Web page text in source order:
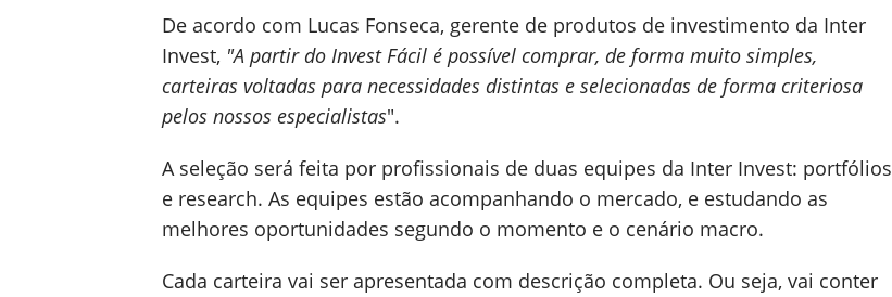
De acordo com Lucas Fonseca, gerente de produtos de investimento da Inter
Invest, "A partir do Invest Fácil é possível comprar, de forma muito simples,
carteiras voltadas para necessidades distintas e selecionadas de forma criteriosa
pelos nossos especialistas".
A seleção será feita por profissionais de duas equipes da Inter Invest: portfólios
e research. As equipes estão acompanhando o mercado, e estudando as
melhores oportunidades segundo o momento e o cenário macro.
Cada carteira vai ser apresentada com descrição completa. Ou seja, vai conter